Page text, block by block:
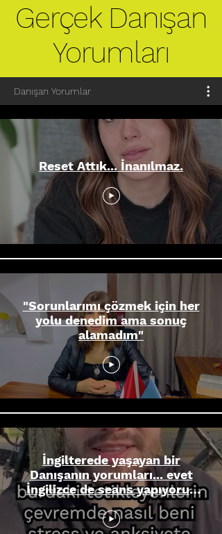
Gerçek Danışan
Yorumları
Danışan Yorumlar
Reset Attık... İnanılmaz.
"Sorunlarımı çözmek için her
yolu denedim ama sonuç
alamadım"
İngilterede yaşayan bir
Danışanın yorumları... evet
İngilizce de seans yapıyoruz
:)